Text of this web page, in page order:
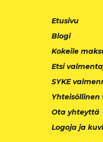
Etusivu
Blogi
Kokeile
Etsi
SYKE
Ota yhteyttä
Logoja ja